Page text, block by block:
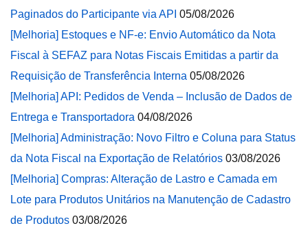
Paginados do Participante via API 05/08/2026
[Melhoria] Estoques e NF-e: Envio Automático da Nota
Fiscal à SEFAZ para Notas Fiscais Emitidas a partir da
Requisição de Transferência Interna 05/08/2026
[Melhoria] API: Pedidos de Venda – Inclusão de Dados de
Entrega e Transportadora 04/08/2026
[Melhoria] Administração: Novo Filtro e Coluna para Status
da Nota Fiscal na Exportação de Relatórios 03/08/2026
[Melhoria] Compras: Alteração de Lastro e Camada em
Lote para Produtos Unitários na Manutenção de Cadastro
de Produtos 03/08/2026